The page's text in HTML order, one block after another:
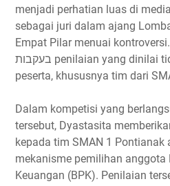
menjadi perhatian luas di
sebagai juri dalam ajang
Empat Pilar menuai
בעקבות penilaian yang dinilai tidak konsisten terhadap
peserta, khususnya tim dari
Dalam kompetisi yang
tersebut, Dyastasita
kepada tim SMAN 1 Pontianak
mekanisme pemilihan anggota
Keuangan (BPK). Penilaian